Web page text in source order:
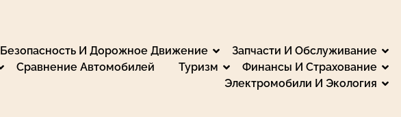
Безопасность И Дорожное Движение
Запчасти И Обслуживание
Сравнение Автомобилей Туризм
Финансы И Страхование
Электромобили И Экология